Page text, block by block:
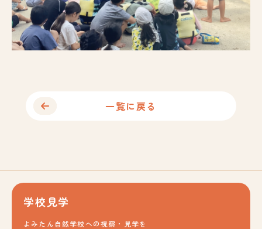
一覧に戻る
学校見学
よみたん自然学校への視察・見学を